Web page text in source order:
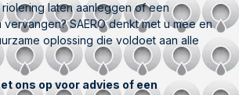
laten aanleggen of een
SAERO denkt met u mee en
oplossing die voldoet aan alle
ons op voor advies of een